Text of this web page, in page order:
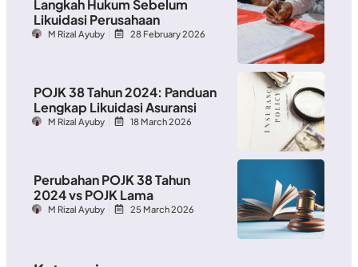
Langkah Hukum Sebelum
Likuidasi Perusahaan
M Rizal Ayuby 28 February 2026
POJK 38 Tahun 2024: Panduan
Lengkap Likuidasi Asuransi
M Rizal Ayuby 18 March 2026
Perubahan POJK 38 Tahun
2024 vs POJK Lama
M Rizal Ayuby 25 March 2026